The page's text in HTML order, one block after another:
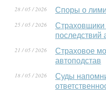
28 / 05 / 2026 Споры о
25 / 05 / 2026
Страховщики
последствий
21 / 05 / 2026
Страховое
автоподстав
18 / 05 / 2026
Суды